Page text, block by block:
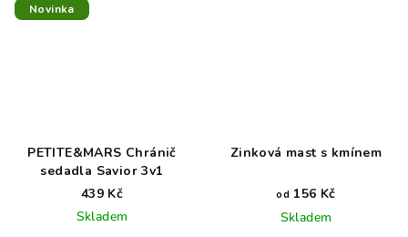
Novinka
PETITE&MARS Chránič
sedadla Savior 3v1
439 Kč
Skladem
Zinková mast s kmínem
od 156 Kč
Skladem